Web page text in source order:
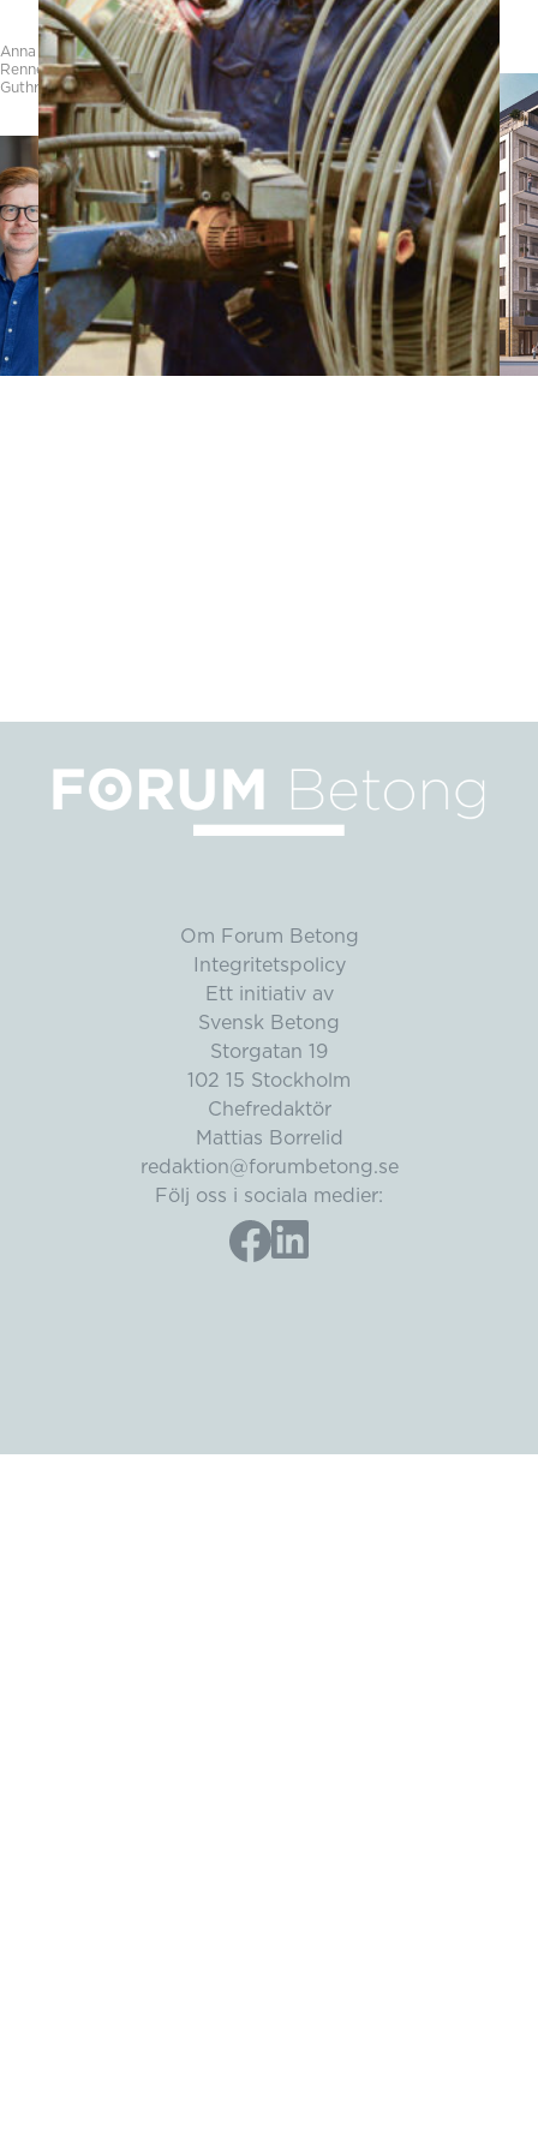
Anna
Rennéus
Guthrie
Om Forum Betong
Integritetspolicy
Ett initiativ av
Svensk Betong
Storgatan 19
102 15 Stockholm
Chefredaktör
Mattias Borrelid
redaktion@forumbetong.se
Följ oss i sociala medier: